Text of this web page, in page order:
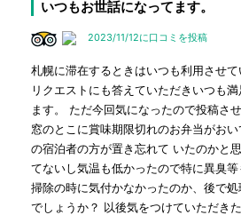
いつもお世話になってます。
2023/11/12に口コミを投稿
札幌に滞在するときはいつも利用させて
リクエストにも答えていただきいつも
ます。 ただ今回気になったので投稿さ
窓のとこに賞味期限切れのお弁当がお
の宿泊者の方が置き忘れて いたのかと
てないし気温も低かったので特に異臭
掃除の時に気付かなかったのか、後で
でしょうか？ 以後気をつけていただき